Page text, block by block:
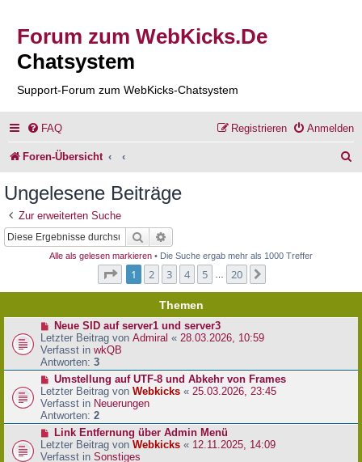
Forum zum WebKicks.De
Chatsystem
Support-Forum zum WebKicks-Chatsystem
FAQ Anmelden
Registrieren
Foren-Übersicht
Ungelesene Beiträge
Zur erweiterten Suche
Suche
Alle als gelesen markieren • Die Suche ergab mehr als 1000 Treffer
Seite von
1 2 3 4 5 20
Themen
N
e
u
e
r
B
e
i
t
a
g
Neue SID auf server1 und server3
Letzter Beitrag von Admiral « 28.03.2026, 10:59
Verfasst in wkQB
Antworten: 3
N
e
u
e
r
B
e
Umstellung auf UTF-8 und Abkehr von Frames
Letzter Beitrag von Webkicks « 25.03.2026, 23:45
Verfasst in Neuerungen
Antworten: 2
N
e
u
Link Entfernung über Admin Menü
Letzter Beitrag von Webkicks « 12.11.2025, 14:09
Verfasst in Sonstiges